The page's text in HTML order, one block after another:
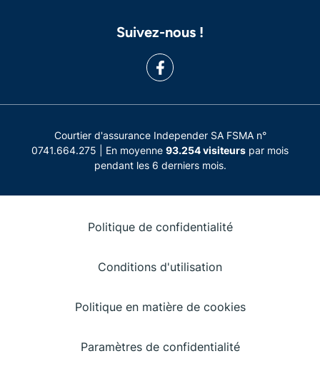
Suivez-nous !
Courtier d'assurance Independer SA FSMA n°
0741.664.275 | En moyenne 93.254 visiteurs par mois
pendant les 6 derniers mois.
Politique de confidentialité
Conditions d'utilisation
Politique en matière de cookies
Paramètres de confidentialité